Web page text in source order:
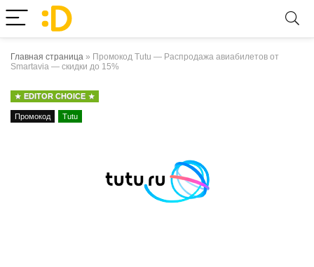
Главная страница » Промокод Tutu — Распродажа авиабилетов от
Smartavia — скидки до 15%
EDITOR CHOICE
Промокод Tutu